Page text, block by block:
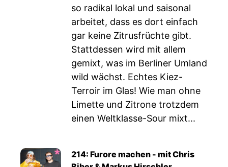
so radikal lokal und saisonal
arbeitet, dass es dort einfach
gar keine Zitrusfrüchte gibt.
Stattdessen wird mit allem
gemixt, was im Berliner Umland
wild wächst. Echtes Kiez-
Terroir im Glas! Wie man ohne
Limette und Zitrone trotzdem
einen Weltklasse-Sour mixt...
214: Furore machen - mit Chris